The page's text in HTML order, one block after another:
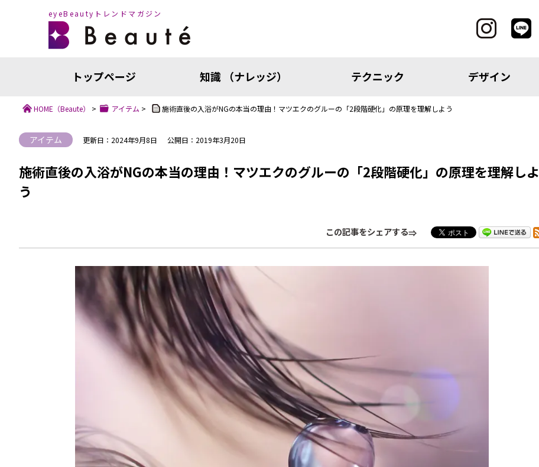
アイテム トピック
eyeBeautyトレンドマガジン
トップページ 知識 （ナレッジ） テクニック デザイン
HOME （Beaute） > アイテム > 施術直後の入浴がNGの本当の理由！マツエクのグルーの「2段階硬化」の原理を理解しよう
アイテム 更新日：2024年9月8日 公開日：2019年3月20日
施術直後の入浴がNGの本当の理由！マツエクのグルーの「2段階硬化」の原理を理解しよ
う
この記事をシェアする